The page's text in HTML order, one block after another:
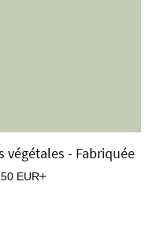
végétales - Fabriquée
régulier
EUR